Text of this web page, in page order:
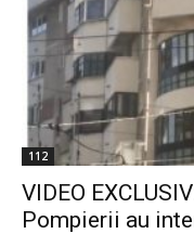
112
VIDEO
Pompierii au